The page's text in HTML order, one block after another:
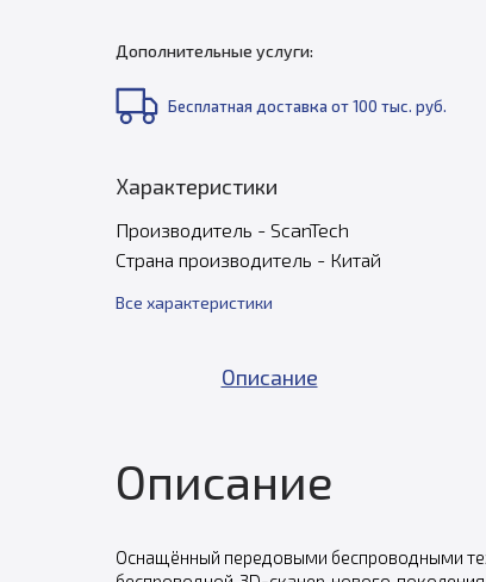
Дополнительные услуги:
Бесплатная доставка от 100 тыс. руб.
Характеристики
Производитель - ScanTech
Страна производитель - Китай
Все характеристики
Описание
Описание
Оснащённый передовыми беспроводными